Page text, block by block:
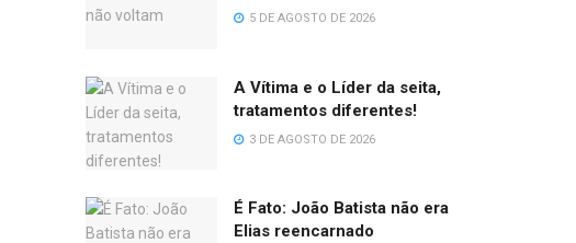
5 DE AGOSTO DE 2026
A Vítima e o Líder da seita,
tratamentos diferentes!
3 DE AGOSTO DE 2026
É Fato: João Batista não era
Elias reencarnado